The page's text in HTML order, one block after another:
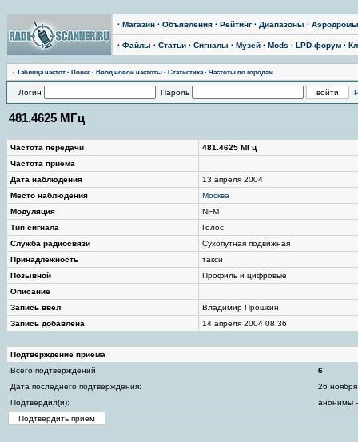
· Магазин · Объявления · Рейтинг · Диапазоны · Аэродромы
· Файлы · Статьи · Сигналы · Музей · Mods · LPD-форум ·
· Таблица частот · Поиск · Ввод новой частоты · Статистика· Частоты по городам
Логин Пароль
481.4625 МГц
Частота передачи
481.4625 МГц
Частота приема
Дата наблюдения
13 апреля 2004
Место наблюдения
Москва
Модуляция
NFM
Тип сигнала
Голос
Служба радиосвязи
Сухопутная подвижная
Принадлежность
такси
Позывной
Профиль и цифровые
Описание
Запись ввел
Владимир Прошкин
Запись добавлена
14 апреля 2004 08:36
Подтверждение приема
Всего подтверждений
6
Дата последнего подтверждения:
26
Подтвердил(и):
анонимы